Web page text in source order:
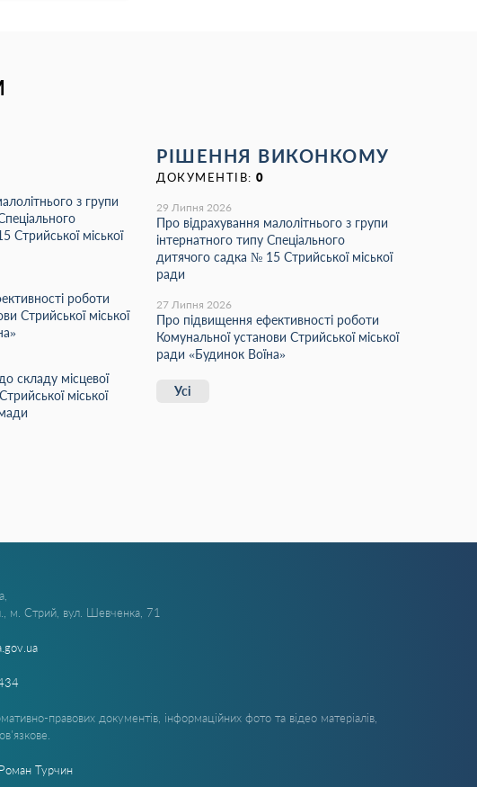
з групи
Стрийської міської
роботи
Стрийської міської
складу місцевої
міської
РІШЕННЯ ВИКОНКОМУ
ДОКУМЕНТІВ: 0
29 Липня 2026
Про відрахування малолітнього з групи
інтернатного типу Спеціального
дитячого садка № 15 Стрийської міської
ради
27 Липня 2026
Про підвищення ефективності роботи
Комунальної установи Стрийської міської
ради «Будинок Воїна»
Усі
м. Стрий, вул. Шевченка, 71
правових документів, інформаційних фото та відео матеріалів,
Роман Турчин